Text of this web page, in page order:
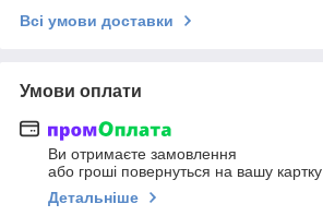
Всі умови доставки
Умови оплати
Ви отримаєте замовлення
або гроші повернуться на вашу картку
Детальніше